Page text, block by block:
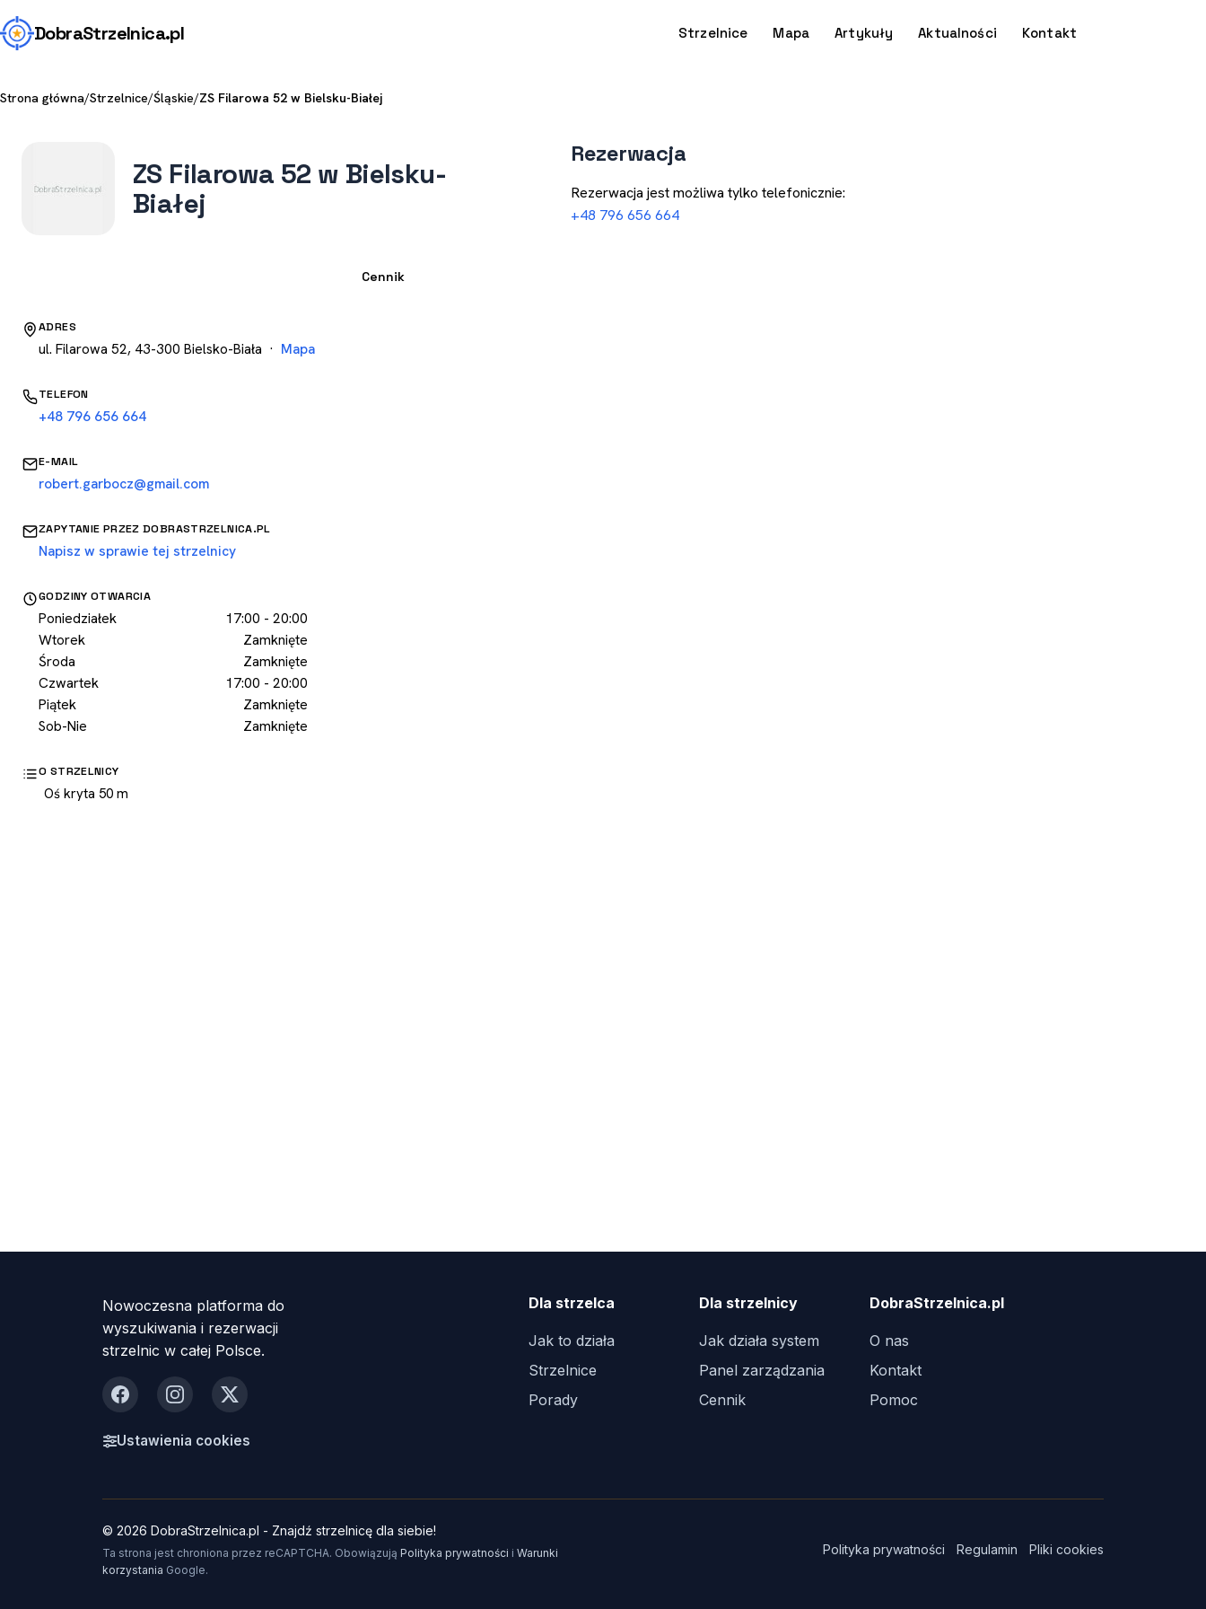
DobraStrzelnica.pl Strzelnice Mapa Artykuły Aktualności Kontakt
Strona główna/Strzelnice/Śląskie/ZS Filarowa 52 w Bielsku-Białej
ZS Filarowa 52 w Bielsku-
Białej
Cennik
ADRES
ul. Filarowa 52, 43-300 Bielsko-Biała · Mapa
TELEFON
+48 796 656 664
E-MAIL
robert.garbocz@gmail.com
ZAPYTANIE PRZEZ DOBRASTRZELNICA.PL
Napisz w sprawie tej strzelnicy
GODZINY OTWARCIA
Poniedziałek
17:00 - 20:00
Wtorek
Zamknięte
Środa
Zamknięte
Czwartek
17:00 - 20:00
Piątek
Zamknięte
Sob-Nie
Zamknięte
O STRZELNICY
Oś kryta 50 m
Rezerwacja
Rezerwacja jest możliwa tylko telefonicznie:
+48 796 656 664
Nowoczesna platforma do
wyszukiwania i rezerwacji
strzelnic w całej Polsce.
FacebookInstagram
X
Ustawienia cookies
Dla strzelca
Jak to działa
Strzelnice
Porady
Dla strzelnicy
Jak działa system
Panel zarządzania
Cennik
DobraStrzelnica.pl
O nas
Kontakt
Pomoc
© 2026 DobraStrzelnica.pl - Znajdź strzelnicę dla siebie!
Ta strona jest chroniona przez reCAPTCHA. Obowiązują Polityka prywatności i Warunki
korzystania Google.
Polityka prywatności Regulamin Pliki cookies